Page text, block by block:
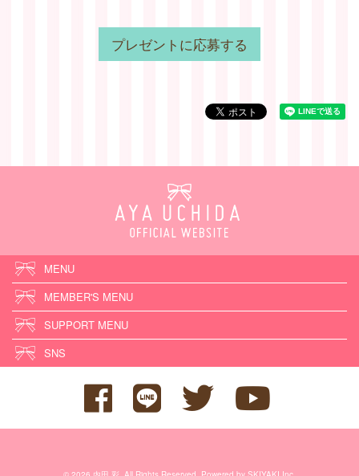
プレゼントに応募する
MENU
MEMBER'S MENU
SUPPORT MENU
SNS